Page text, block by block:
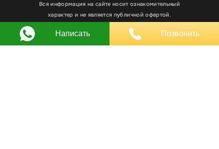
Вся информация на сайте носит ознакомительный
характер и не является публичной офертой.
Любое использование материалов, элементов
дизайна и оформления, в том числе копирование
файлы cookie. Вы всегда можете отключить файлы
cookie в настройках браузера.
Хорошо
Написать Позвонить